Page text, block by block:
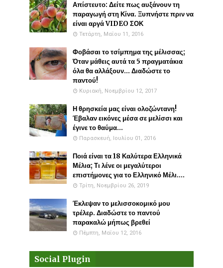
Απίστευτο: Δείτε πως αυξάνουν τη
παραγωγή στη Κίνα. Ξυπνήστε πριν να
είναι αργά VIDEO ΣΟΚ
Τετάρτη, Μαΐου 11, 2016
Φοβάσαι το τσίμπημα της μέλισσας;
Όταν μάθεις αυτά τα 5 πραγματάκια
όλα θα αλλάξουν... Διαδώστε το
παντού!
Κυριακή, Νοεμβρίου 12, 2017
Η θρησκεία μας είναι ολοζώντανη!
Έβαλαν εικόνες μέσα σε μελίσσι και
έγινε το θαύμα...
Παρασκευή, Ιουλίου 01, 2016
Ποιά είναι τα 18 Καλύτερα Ελληνικά
Μέλια; Τι λένε οι μεγαλύτεροι
επιστήμονες για το Ελληνικό Μέλι....
Τρίτη, Νοεμβρίου 26, 2019
Έκλεψαν το μελισσοκομικό μου
τρέλερ. Διαδώστε το παντού
παρακαλώ μήπως βρεθεί
Πέμπτη, Μαΐου 12, 2016
Social Plugin